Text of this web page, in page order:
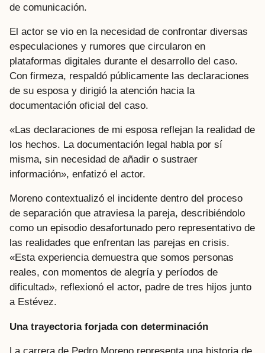
de comunicación.
El actor se vio en la necesidad de confrontar diversas
especulaciones y rumores que circularon en
plataformas digitales durante el desarrollo del caso.
Con firmeza, respaldó públicamente las declaraciones
de su esposa y dirigió la atención hacia la
documentación oficial del caso.
«Las declaraciones de mi esposa reflejan la realidad de
los hechos. La documentación legal habla por sí
misma, sin necesidad de añadir o sustraer
información», enfatizó el actor.
Moreno contextualizó el incidente dentro del proceso
de separación que atraviesa la pareja, describiéndolo
como un episodio desafortunado pero representativo de
las realidades que enfrentan las parejas en crisis.
«Esta experiencia demuestra que somos personas
reales, con momentos de alegría y períodos de
dificultad», reflexionó el actor, padre de tres hijos junto
a Estévez.
Una trayectoria forjada con determinación